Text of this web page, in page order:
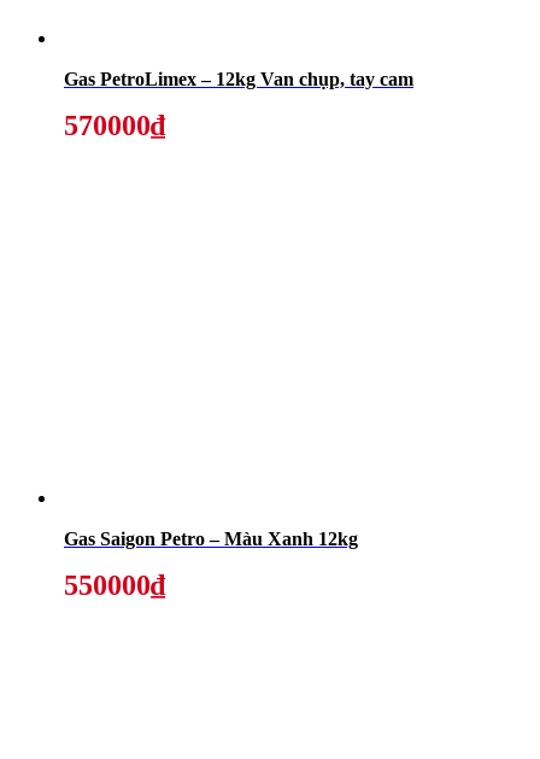
Gas PetroLimex – 12kg Van chụp, tay cam
570000₫
Gas Saigon Petro – Màu Xanh 12kg
550000₫